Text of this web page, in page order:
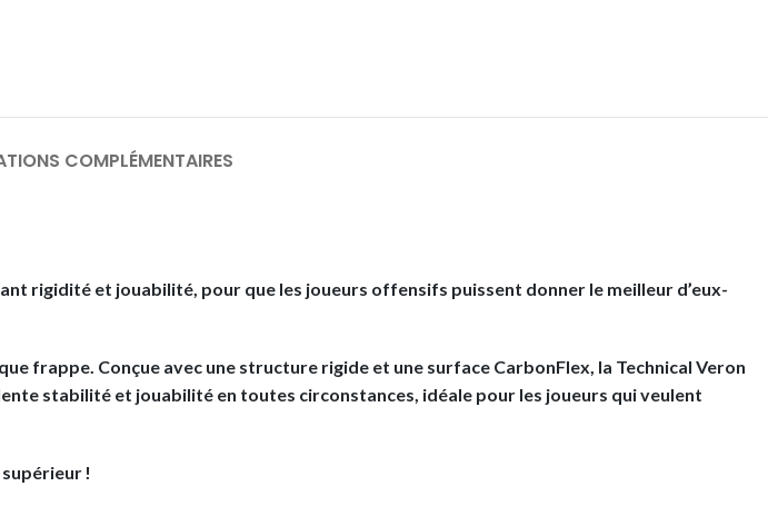
COMPLÉMENTAIRES
rigidité et jouabilité, pour que les joueurs offensifs puissent donner le meilleur d’eux-
frappe. Conçue avec une structure rigide et une surface CarbonFlex, la Technical Veron
stabilité et jouabilité en toutes circonstances, idéale pour les joueurs qui veulent
!